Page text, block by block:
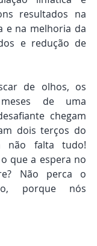
resultados na
e na melhoria da
e redução de
de olhos, os
de uma
chegam
dois terços do
não falta tudo!
que a espera no
Não perca o
porque nós